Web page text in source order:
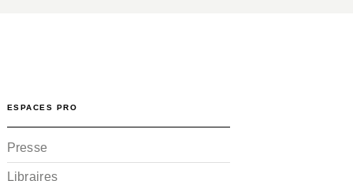
ESPACES PRO
Presse
Libraires